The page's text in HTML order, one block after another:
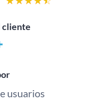
cliente
usuarios